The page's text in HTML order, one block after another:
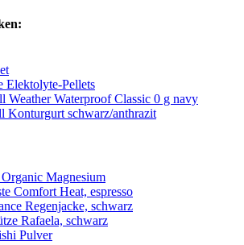
Elektolyte-Pellets
Weather Waterproof Classic 0 g navy
Konturgurt schwarz/anthrazit
Magnesium
Comfort Heat, espresso
Regenjacke, schwarz
Rafaela, schwarz
Pulver